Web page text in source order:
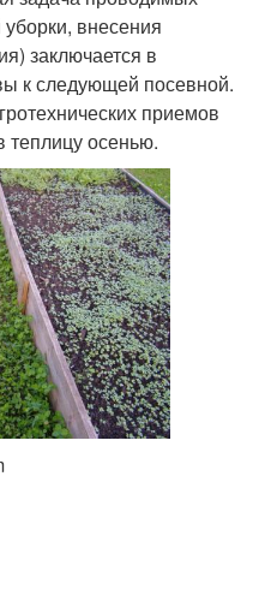
внесения
заключается в
к следующей посевной.
приемов
теплицу осенью.